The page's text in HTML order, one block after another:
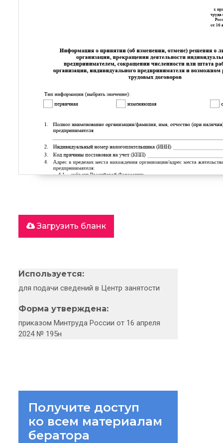
Загрузить бланк
Используется:
для подачи сведений в Центр занятости
Форма утверждена:
приказом Минтруда России от 16 апреля
2024 № 195н
Получите доступ
ко всем материалам
бератора